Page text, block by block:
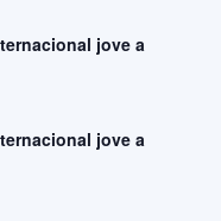
jove a
jove a